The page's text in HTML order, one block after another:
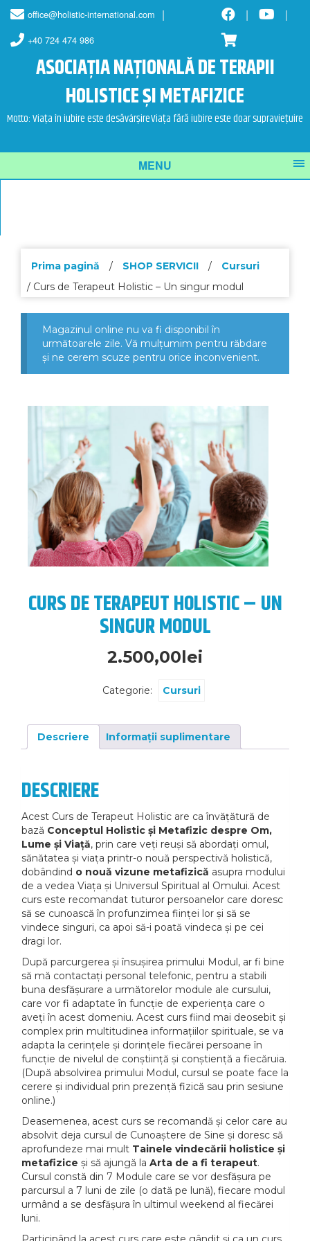
Skip
content
Skip
main
menu
office@holistic-international.com
+40 724 474 986
ASOCIAȚIA NAȚIONALĂ DE TERAPII
HOLISTICE ȘI METAFIZICE
Motto: Viața în iubire este desăvârșireViața fără iubire este doar supraviețuire
MENU
Prima pagină / SHOP SERVICII /
Cursuri
/ Curs de Terapeut Holistic – Un singur modul
Magazinul online nu va fi disponibil în
următoarele zile. Vă mulțumim pentru răbdare
și ne cerem scuze pentru orice inconvenient.
CURS DE TERAPEUT HOLISTIC – UN
SINGUR MODUL
2.500,00lei
Categorie: Cursuri
Descriere Informații suplimentare
DESCRIERE
Acest Curs de Terapeut Holistic are ca învățătură de
bază Conceptul Holistic și Metafizic despre Om,
Lume și Viață, prin care veți reuși să abordați omul,
sănătatea și viața printr-o nouă perspectivă holistică,
dobândind o nouă vizune metafizică asupra modului
de a vedea Viața și Universul Spiritual al Omului. Acest
curs este recomandat tuturor persoanelor care doresc
să se cunoască în profunzimea ființei lor și să se
vindece singuri, ca apoi să-i poată vindeca și pe cei
dragi lor.
După parcurgerea și însușirea primului Modul, ar fi bine
să mă contactați personal telefonic, pentru a stabili
buna desfășurare a următorelor module ale cursului,
care vor fi adaptate în funcție de experiența care o
aveți în acest domeniu. Acest curs fiind mai deosebit și
complex prin multitudinea informațiilor spirituale, se va
adapta la cerințele și dorințele fiecărei persoane în
funcție de nivelul de conștiință și conștiență a fiecăruia.
(După absolvirea primului Modul, cursul se poate face la
cerere și individual prin prezență fizică sau prin sesiune
online.)
Deasemenea, acest curs se recomandă și celor care au
absolvit deja cursul de Cunoaștere de Sine și doresc să
aprofundeze mai mult Tainele vindecării holistice și
metafizice și să ajungă la Arta de a fi terapeut.
Cursul constă din 7 Module care se vor desfășura pe
parcursul a 7 luni de zile (o dată pe lună), fiecare modul
urmând a se desfășura în ultimul weekend al fiecărei
luni.